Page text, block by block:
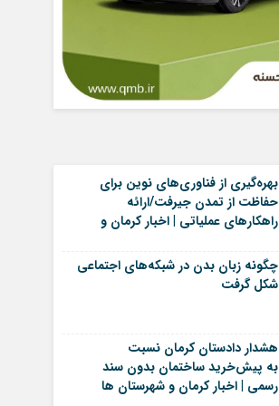
بهره‌گیری از فناوری‌های نوین برای
حفاظت از تمدن جیرفت/ارائه
راهکارهای عملیاتی | اخبار کرمان و
چگونه زبان بدن در شبکه‌های اجتماعی
شکل گرفت
هشدار دادستان کرمان نسبت
به پیش‌خرید ساختمان بدون سند
رسمی | اخبار کرمان و شهرستان ها